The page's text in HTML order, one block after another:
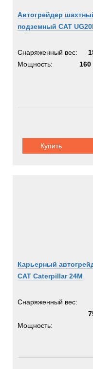
Автогрейдер
подземный CAT
Снаряженный вес:
Мощность:
160
Купить
Карьерный
CAT Caterpillar 24M
Снаряженный вес:
Мощность: